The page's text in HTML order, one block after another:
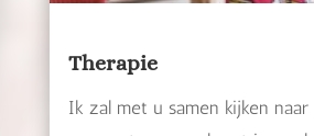
Therapie
Ik zal met u samen kijken